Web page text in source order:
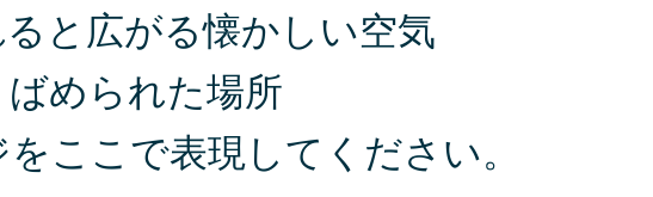
と広がる懐かしい空気
められた場所
ここで表現してください。